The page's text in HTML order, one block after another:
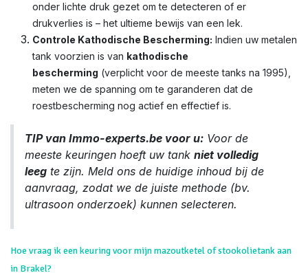
onder lichte druk gezet om te detecteren of er
drukverlies is – het ultieme bewijs van een lek.
Controle Kathodische Bescherming: Indien uw metalen
tank voorzien is van kathodische
bescherming (verplicht voor de meeste tanks na 1995),
meten we de spanning om te garanderen dat de
roestbescherming nog actief en effectief is.
TIP van Immo-experts.be voor u: Voor de
meeste keuringen hoeft uw tank niet volledig
leeg te zijn. Meld ons de huidige inhoud bij de
aanvraag, zodat we de juiste methode (bv.
ultrasoon onderzoek) kunnen selecteren.
Hoe vraag ik een keuring voor mijn mazoutketel of stookolietank aan
in Brakel?